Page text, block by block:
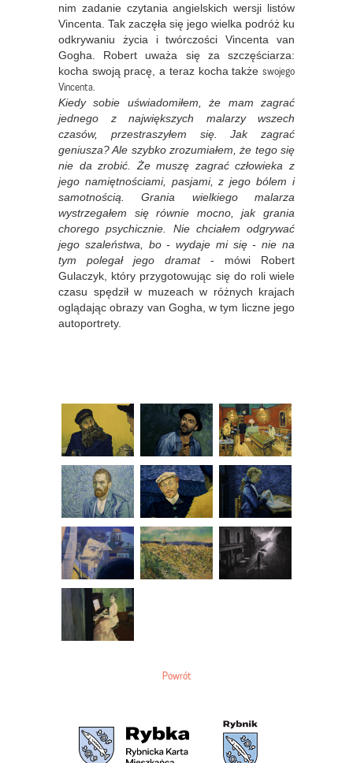
nim zadanie czytania angielskich wersji listów
Vincenta. Tak zaczęła się jego wielka podróż ku
odkrywaniu życia i twórczości Vincenta van
Gogha. Robert uważa się za szczęściarza:
kocha swoją pracę, a teraz kocha także swojego
Vincenta.
Kiedy sobie uświadomiłem, że mam zagrać
jednego z największych malarzy wszech
czasów, przestraszyłem się. Jak zagrać
geniusza? Ale szybko zrozumiałem, że tego się
nie da zrobić. Że muszę zagrać człowieka z
jego namiętnościami, pasjami, z jego bólem i
samotnością. Grania wielkiego malarza
wystrzegałem się równie mocno, jak grania
chorego psychicznie. Nie chciałem odgrywać
jego szaleństwa, bo - wydaje mi się - nie na
tym polegał jego dramat - mówi Robert
Gulaczyk, który przygotowując się do roli wiele
czasu spędził w muzeach w różnych krajach
oglądając obrazy van Gogha, w tym liczne jego
autoportrety.
Powrót